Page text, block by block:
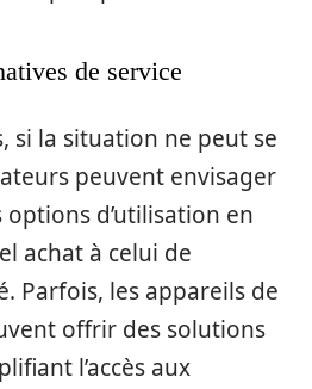
de service
si la situation ne peut se
peuvent envisager
d’utilisation en
achat à celui de
Parfois, les appareils de
offrir des solutions
l’accès aux